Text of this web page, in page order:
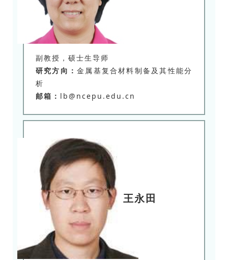
副教授，硕士生导师
研究方向：金属基复合材料制备及其性能分
析
邮箱： lb@ncepu.edu.cn
王永田